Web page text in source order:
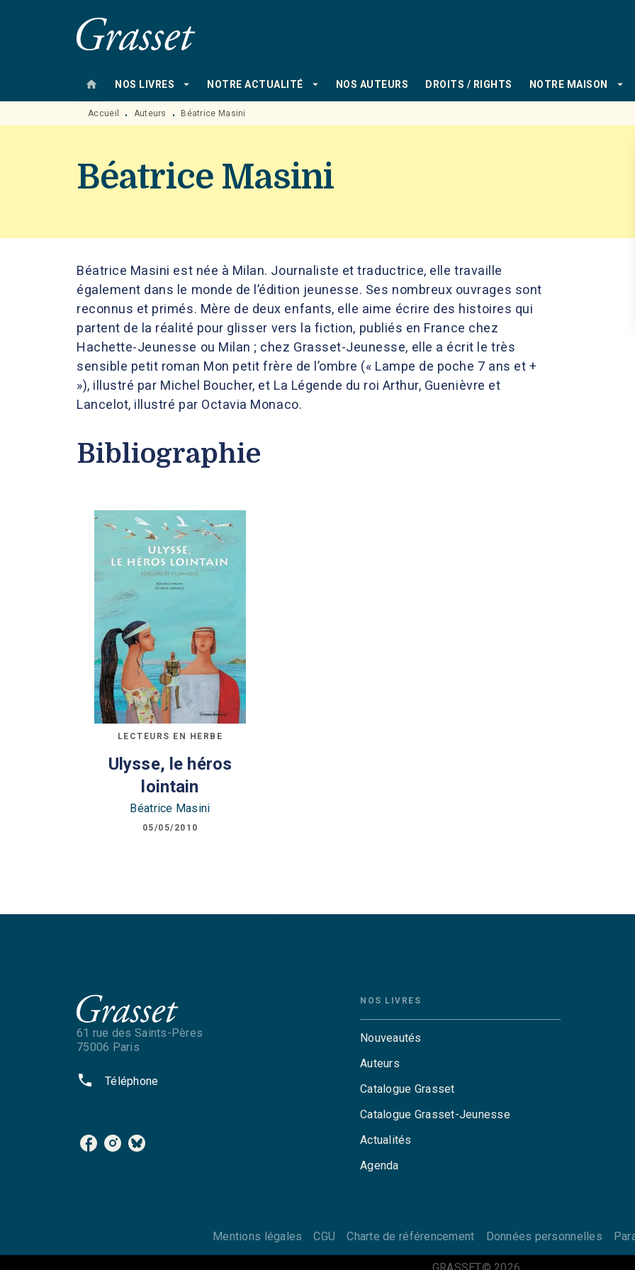
MENU RECHERCHE
home NOS LIVRES arrow_drop_down NOTRE ACTUALITÉ arrow_drop_down NOS AUTEURS DROITS / RIGHTS NOTRE MAISON arrow_drop_down
Accueil • Auteurs • Béatrice Masini
Béatrice Masini
Béatrice Masini est née à Milan. Journaliste et traductrice, elle travaille
également dans le monde de l’édition jeunesse. Ses nombreux ouvrages sont
reconnus et primés. Mère de deux enfants, elle aime écrire des histoires qui
partent de la réalité pour glisser vers la fiction, publiés en France chez
Hachette-Jeunesse ou Milan ; chez Grasset-Jeunesse, elle a écrit le très
sensible petit roman Mon petit frère de l’ombre (« Lampe de poche 7 ans et +
»), illustré par Michel Boucher, et La Légende du roi Arthur, Guenièvre et
Lancelot, illustré par Octavia Monaco.
Bibliographie
LECTEURS EN HERBE
Ulysse, le héros
lointain
Béatrice Masini
05/05/2010
61 rue des Saints-Pères
75006 Paris
phone Téléphone
NOS LIVRES
Nouveautés
Auteurs
Catalogue Grasset
Catalogue Grasset-Jeunesse
Actualités
Agenda
Mentions légales CGU Charte de référencement Données personnelles
GRASSET© 2026